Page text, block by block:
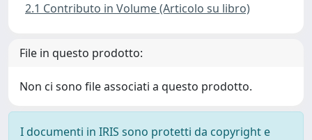
2.1 Contributo in Volume (Articolo su libro)
File in questo prodotto:
Non ci sono file associati a questo prodotto.
I documenti in IRIS sono protetti da copyright e